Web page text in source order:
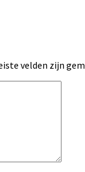
velden zijn